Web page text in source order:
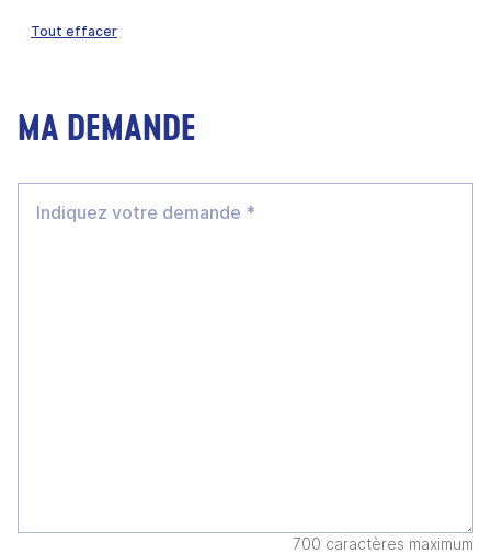
Tout effacer
MA DEMANDE
700 caractères maximum